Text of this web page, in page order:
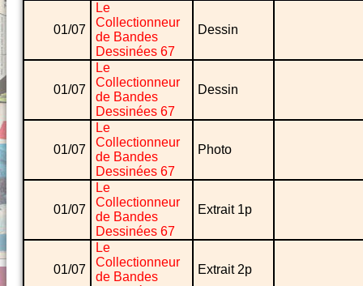
01/07
Le
Collectionneur
de Bandes
Dessinées 67
Dessin
01/07
Le
Collectionneur
de Bandes
Dessinées 67
Dessin
01/07
Le
Collectionneur
de Bandes
Dessinées 67
Photo
01/07
Le
Collectionneur
de Bandes
Dessinées 67
Extrait 1p
01/07
Le
Collectionneur
de Bandes
Extrait 2p